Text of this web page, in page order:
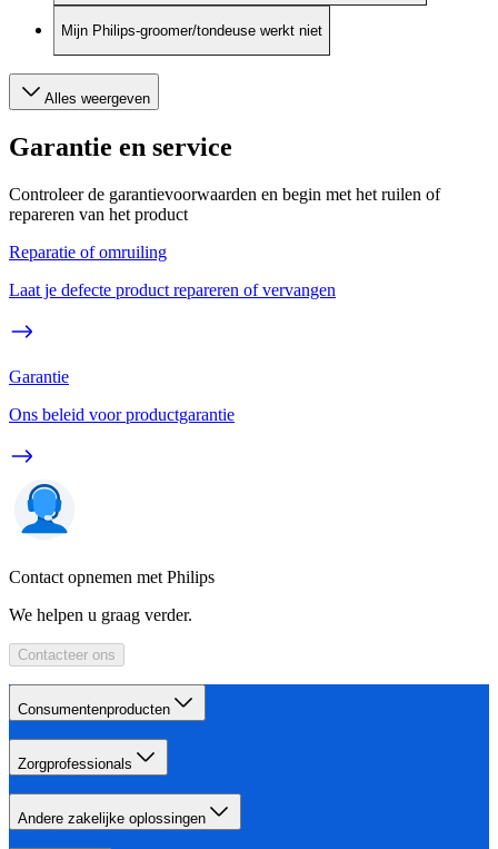
Mijn Philips-groomer/tondeuse werkt niet
Alles weergeven
Garantie en service
Controleer de garantievoorwaarden en begin met het ruilen of
repareren van het product
Reparatie of omruiling
Laat je defecte product repareren of vervangen
Garantie
Ons beleid voor productgarantie
Contact opnemen met Philips
We helpen u graag verder.
Contacteer ons
Consumentenproducten
Zorgprofessionals
Andere zakelijke oplossingen